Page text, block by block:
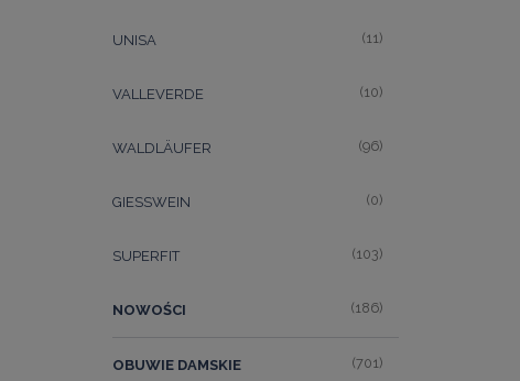
UNISA (11)
VALLEVERDE (10)
WALDLÄUFER (96)
GIESSWEIN (0)
SUPERFIT (103)
NOWOŚCI (186)
OBUWIE DAMSKIE (701)